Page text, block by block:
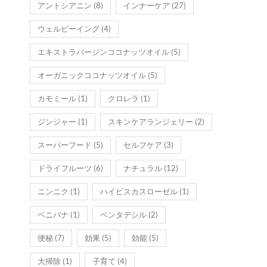
アントシアニン (8) インナーケア (27)
ウェルビーイング (4)
エキストラバージンココナッツオイル (5)
オーガニックココナッツオイル (5)
カモミール (1) クロレラ (1)
ジンジャー (1) スキンケアランジェリー (2)
スーパーフード (5) セルフケア (3)
ドライフルーツ (6) ナチュラル (12)
ニンニク (1) ハイビスカスローゼル (1)
ベニバナ (1) ペンタデシル (2)
便秘 (7) 効果 (5) 効能 (5)
大掃除 (1) 子育て (4)